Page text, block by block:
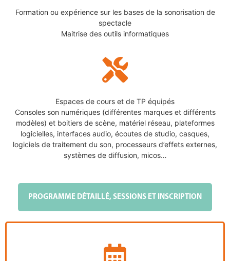
Formation ou expérience sur les bases de la sonorisation de
spectacle
Maitrise des outils informatiques
Espaces de cours et de TP équipés
Consoles son numériques (différentes marques et différents
modèles) et boitiers de scène, matériel réseau, plateformes
logicielles, interfaces audio, écoutes de studio, casques,
logiciels de traitement du son, processeurs d’effets externes,
systèmes de diffusion, micos…
PROGRAMME DÉTAILLÉ, SESSIONS ET INSCRIPTION